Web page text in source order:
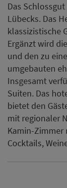
Das
Lübecks. Das
klassizistische
Ergänzt wird
und den zu
umgebauten
Insgesamt
Suiten. Das
bietet den
mit regionaler
Kamin-Zimmer
Cocktails,